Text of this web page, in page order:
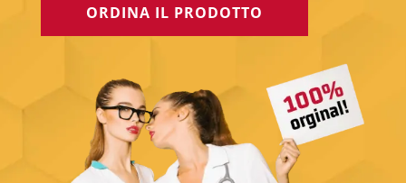
ORDINA IL PRODOTTO